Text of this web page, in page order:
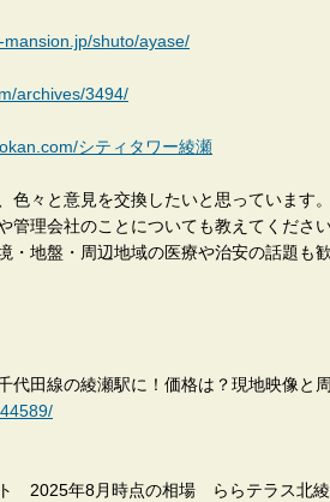
shuto/ayase/
archives/3494/
シティタワー綾瀬
々と意見を交換したいと思っています。
理会社のことについても教えてください
・地盤・周辺地域の医療や治安の話題も歓
代田線の綾瀬駅に！価格は？現地映像と
2025年8月時点の相場 ららテラス北綾